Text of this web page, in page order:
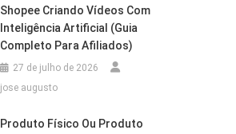
Shopee Criando Vídeos Com
Inteligência Artificial (Guia
Completo Para Afiliados)
27 de julho de 2026
jose augusto
Produto Físico Ou Produto